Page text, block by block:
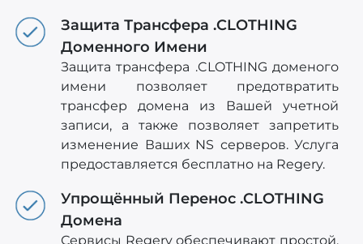
Защита Трансфера .CLOTHING
Доменного Имени
Защита трансфера .CLOTHING доменого
имени позволяет предотвратить
трансфер домена из Вашей учетной
записи, а также позволяет запретить
изменение Ваших NS серверов. Услуга
предоставляется бесплатно на Regery.
Упрощённый Перенос .CLOTHING
Домена
Сервисы Regery обеспечивают простой,